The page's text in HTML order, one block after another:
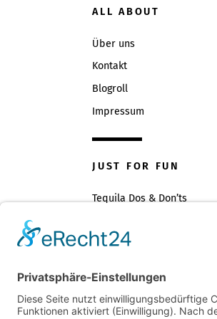
ALL ABOUT
Über uns
Kontakt
Blogroll
Impressum
JUST FOR FUN
Tequila Dos & Don’ts
Geschenkideen